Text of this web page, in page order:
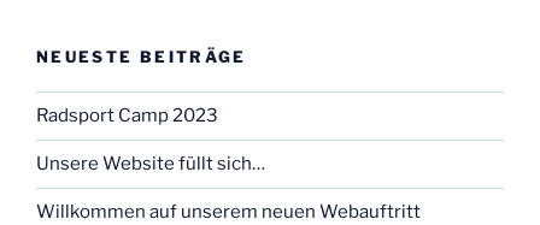
NEUESTE BEITRÄGE
Radsport Camp 2023
Unsere Website füllt sich…
Willkommen auf unserem neuen Webauftritt